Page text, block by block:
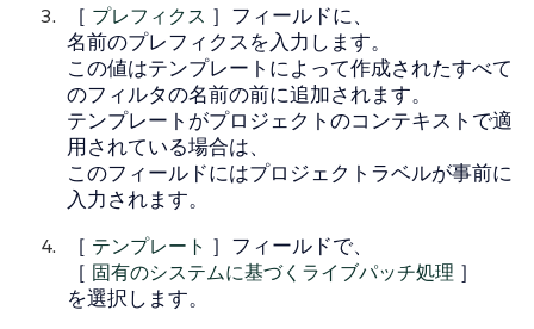
［ プレフィクス ］フィールドに、
名前のプレフィクスを入力します。
この値はテンプレートによって作成されたすべて
のフィルタの名前の前に追加されます。
テンプレートがプロジェクトのコンテキストで適
用されている場合は、
このフィールドにはプロジェクトラベルが事前に
入力されます。
［ テンプレート ］フィールドで、
［ 固有のシステムに基づくライブパッチ処理 ］
を選択します。